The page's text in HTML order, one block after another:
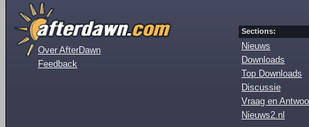
Over AfterDawn
Feedback
Sections:
Nieuws
Downloads
Top Downloads
Discussie
Vraag en
Nieuws2.nl